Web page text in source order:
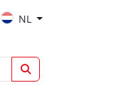
NL